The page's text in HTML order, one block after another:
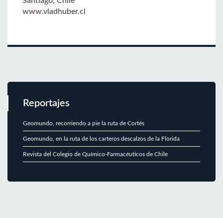
www.vladhuber.cl
Reportajes
Geomundo, recorriendo a pie la ruta de Cortés
Geomundo, en la ruta de los carteros descalzos de la Florida
Revista del Colegio de Químico-Farmacéuticos de Chile